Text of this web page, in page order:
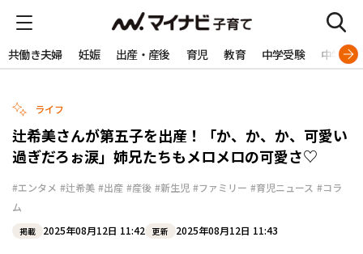
共働き夫婦 妊娠 出産・産後 育児 教育 中学受験 中学生
ライフ
辻希美さんが第五子を出産！「か、か、か、可愛い
過ぎだろぉ涙」姉兄たちもメロメロの可愛さ♡
#エンタメ #辻希美 #出産 #産後 #新生児 #ファミリー #育児ニュース #コラ
ム
掲載 2025年08月12日 11:42 更新 2025年08月12日 11:43